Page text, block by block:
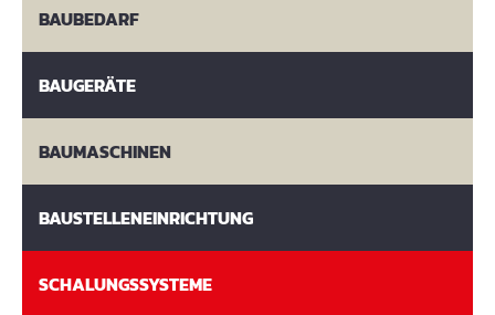
BAUBEDARF
BAUGERÄTE
BAUMASCHINEN
BAUSTELLENEINRICHTUNG
SCHALUNGSSYSTEME